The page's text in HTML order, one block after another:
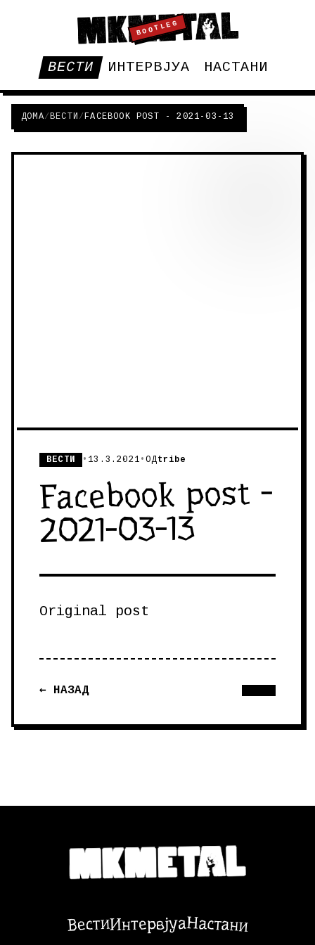
BOOTLEG
ВЕСТИ ИНТЕРВЈУА НАСТАНИ
ДОМА/ВЕСТИ /FACEBOOK POST - 2021-03-13
ВЕСТИ • 13.3.2021 •ОДtribe
Facebook post -
2021-03-13
Original post
← НАЗАД
ВестиИнтервјуаНастани